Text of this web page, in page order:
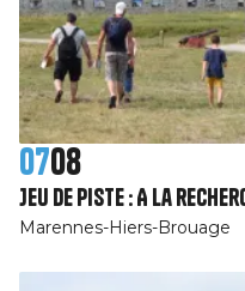
0708
Jeu de piste : A la
Marennes-Hiers-Brouage